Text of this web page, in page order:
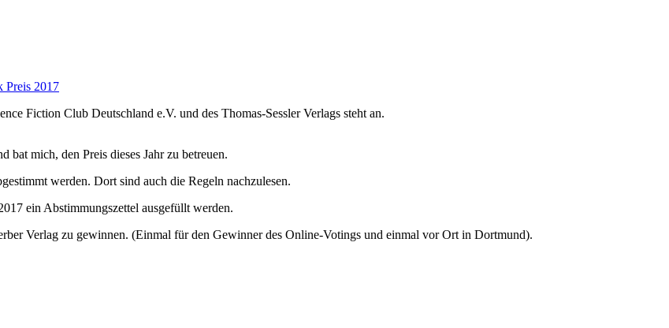
Preis 2017
Fiction Club Deutschland e.V. und des Thomas-Sessler Verlags steht an.
mich, den Preis dieses Jahr zu betreuen.
werden. Dort sind auch die Regeln nachzulesen.
ein Abstimmungszettel ausgefüllt werden.
Verlag zu gewinnen. (Einmal für den Gewinner des Online-Votings und einmal vor Ort in Dortmund).